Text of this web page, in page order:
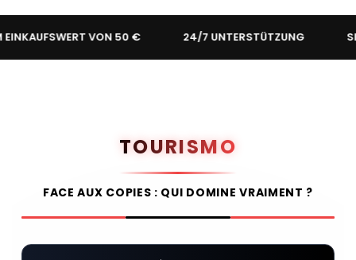
VON 50 € 24/7 UNTERSTÜTZUNG SICHERE
TOURISMO
FACE AUX COPIES : QUI DOMINE VRAIMENT ?